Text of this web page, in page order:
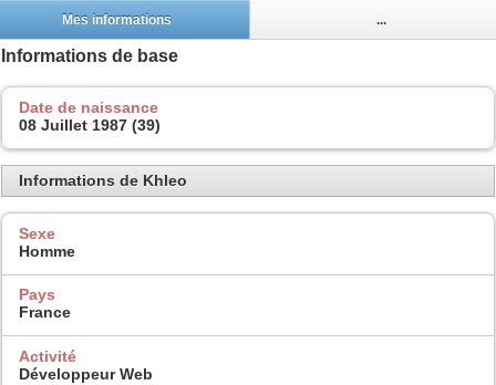
Mes informations ...
Informations de base
Date de naissance
08 Juillet 1987 (39)
Informations de Khleo
Sexe
Homme
Pays
France
Activité
Développeur Web